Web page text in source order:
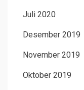
Juli 2020
Desember 2019
November 2019
Oktober 2019